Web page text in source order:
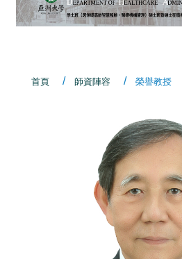
首頁 師資陣容 榮譽教授